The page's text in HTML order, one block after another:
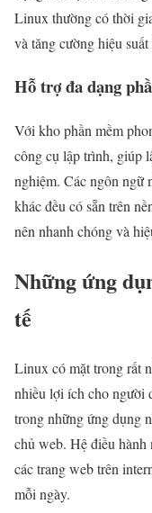
Linux thường có thời
và tăng cường hiệu
Hỗ trợ đa dạng
Với kho phần mềm
công cụ lập trình, giúp
nghiệm. Các ngôn ngữ
khác đều có sẵn trên
nên nhanh chóng và
Những ứng
tế
Linux có mặt trong rất
nhiều lợi ích cho người
trong những ứng dụng
chủ web. Hệ điều
các trang web trên
mỗi ngày.